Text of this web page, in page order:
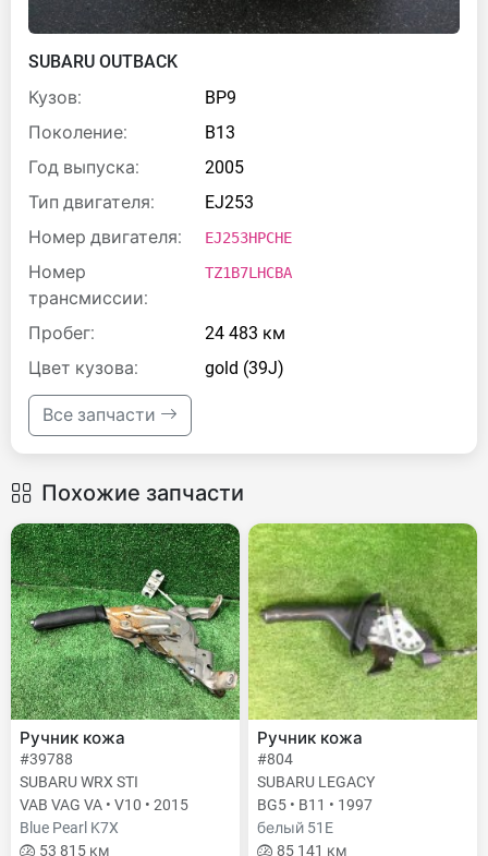
SUBARU OUTBACK
Кузов:
BP9
Поколение:
B13
Год выпуска:
2005
Тип двигателя:
EJ253
Номер двигателя:
EJ253HPCHE
Номер
трансмиссии:
TZ1B7LHCBA
Пробег:
24 483 км
Цвет кузова:
gold (39J)
Все запчасти
Похожие запчасти
Ручник кожа
#39788
SUBARU WRX STI
VAB VAG VA • V10 • 2015
Blue Pearl K7X
53 815 км
Ручник кожа
#804
SUBARU LEGACY
BG5 • B11 • 1997
белый 51E
85 141 км